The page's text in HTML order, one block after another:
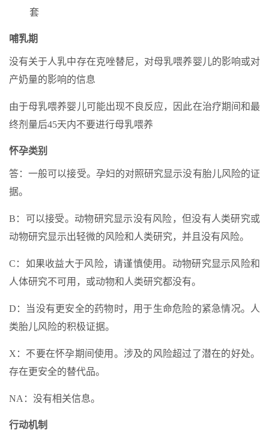
套
哺乳期
没有关于人乳中存在克唑替尼，对母乳喂养婴儿的影响或对
产奶量的影响的信息
由于母乳喂养婴儿可能出现不良反应，因此在治疗期间和最
终剂量后45天内不要进行母乳喂养
怀孕类别
答：一般可以接受。孕妇的对照研究显示没有胎儿风险的证
据。
B：可以接受。动物研究显示没有风险，但没有人类研究或
动物研究显示出轻微的风险和人类研究，并且没有风险。
C：如果收益大于风险，请谨慎使用。动物研究显示风险和
人体研究不可用，或动物和人类研究都没有。
D：当没有更安全的药物时，用于生命危险的紧急情况。人
类胎儿风险的积极证据。
X：不要在怀孕期间使用。涉及的风险超过了潜在的好处。
存在更安全的替代品。
NA：没有相关信息。
行动机制